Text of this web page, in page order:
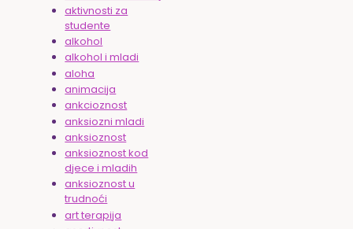
aktivnosti za
studente
alkohol
alkohol i mladi
aloha
animacija
ankcioznost
anksiozni mladi
anksioznost
anksioznost kod
djece i mladih
anksioznost u
trudnoći
art terapija